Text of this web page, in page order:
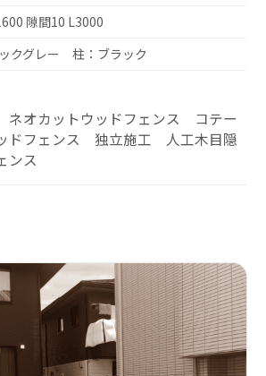
隙間10 L3000
クグレー 柱：ブラック
オカットウッドフェンス コテー
ドフェンス 独立施工 人工木目隠
ンス